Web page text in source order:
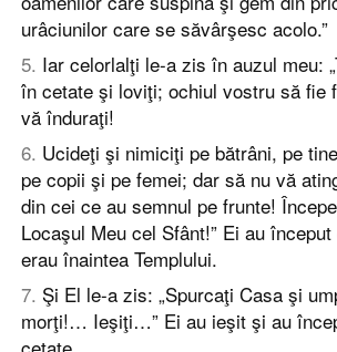
urâciunilor care se săvârşesc acolo.”
5. Iar celorlalţi le-a zis în auzul meu:
în cetate şi loviţi; ochiul vostru să fie
vă înduraţi!
6. Ucideţi şi nimiciţi pe bătrâni, pe
pe copii şi pe femei; dar să nu vă
din cei ce au semnul pe frunte!
Locaşul Meu cel Sfânt!” Ei au
erau înaintea Templului.
7. Şi El le-a zis: „Spurcaţi Casa şi
morţi!… Ieşiţi…” Ei au ieşit şi au